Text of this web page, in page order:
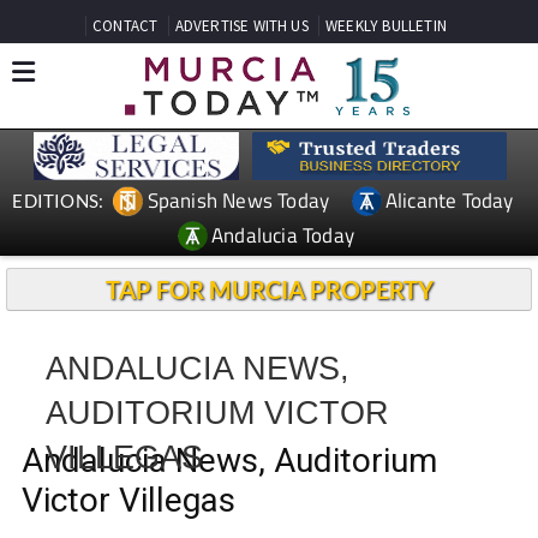
CONTACT ADVERTISE WITH US WEEKLY BULLETIN
EDITIONS: Spanish News Today
Alicante Today
Andalucia Today
TAP FOR MURCIA PROPERTY
ANDALUCIA NEWS,
AUDITORIUM VICTOR
VILLEGAS
Andalucia News, Auditorium
Victor Villegas